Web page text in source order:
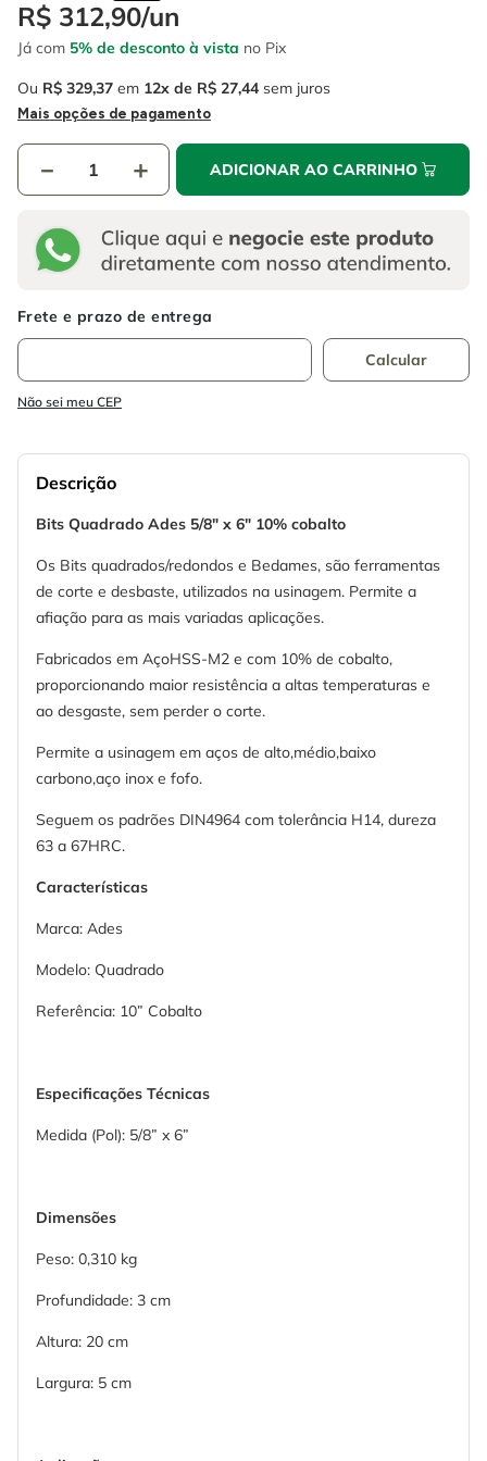
R$ 312,90/un
Já com 5% de desconto à vista no Pix
Ou R$ 329,37 em 12 R$ 27,44sem juros
Mais opções de pagamento
＋
－ ADICIONAR AO CARRINHO
Não sei meu CEP
Descrição
Bits Quadrado Ades 5/8" x 6" 10% cobalto
Os Bits quadrados/redondos e Bedames, são ferramentas
de corte e desbaste, utilizados na usinagem. Permite a
afiação para as mais variadas aplicações.
Fabricados em AçoHSS-M2 e com 10% de cobalto,
proporcionando maior resistência a altas temperaturas e
ao desgaste, sem perder o corte.
Permite a usinagem em aços de alto,médio,baixo
carbono,aço inox e fofo.
Seguem os padrões DIN4964 com tolerância H14, dureza
63 a 67HRC.
Características
Marca: Ades
Modelo: Quadrado
Referência: 10” Cobalto
Especificações Técnicas
Medida (Pol): 5/8” x 6”
Dimensões
Peso: 0,310 kg
Profundidade: 3 cm
Altura: 20 cm
Largura: 5 cm
6 º serra copo
7º luva
8º fio
chave impacto
º escada
º serra circular
º serra copo
fio
chave impacto